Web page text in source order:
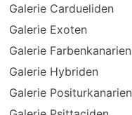
Galerie Cardueliden
Galerie Exoten
Galerie Farbenkanarien
Galerie Hybriden
Galerie Positurkanarien